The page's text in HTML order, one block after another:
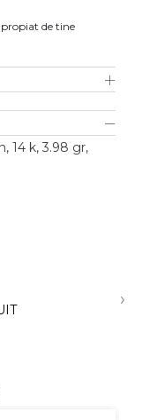
de tine
14 k, 3.98 gr,
›